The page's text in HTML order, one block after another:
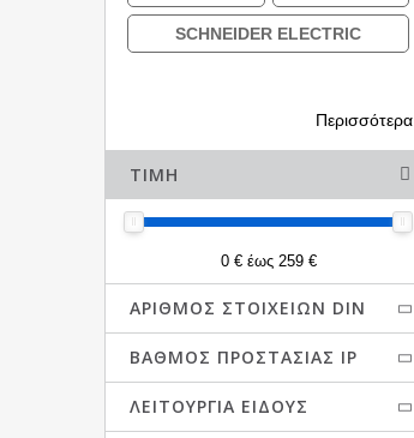
SCHNEIDER ELECTRIC
Περισσότερα
ΤΙΜΉ
0 € έως 259 €
ΑΡΙΘΜΌΣ ΣΤΟΙΧΕΊΩΝ DIN
ΒΑΘΜΌΣ ΠΡΟΣΤΑΣΊΑΣ IP
ΛΕΙΤΟΥΡΓΊΑ ΕΊΔΟΥΣ